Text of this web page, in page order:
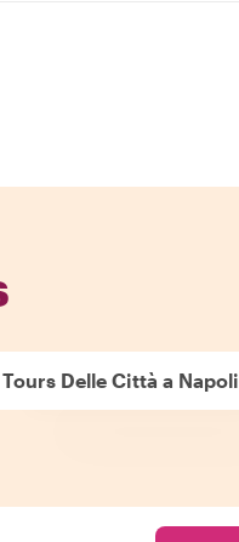
Tours Delle Città a Napoli